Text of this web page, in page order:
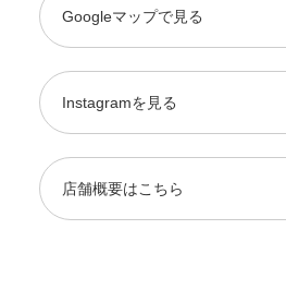
Googleマップで見る
Instagramを見る
店舗概要はこちら